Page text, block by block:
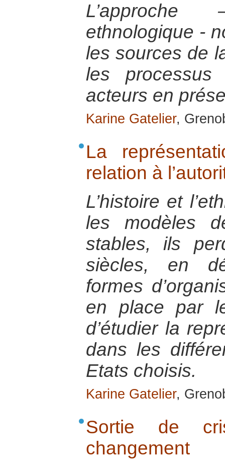
ethnologique -
les sources de
les processus
acteurs en
Karine Gatelier,
La
relation à
L’histoire et
les modèles
stables, ils
siècles, en
formes
en place par
d’étudier la
dans les
Etats choisis.
Karine Gatelier,
Sortie de
changement